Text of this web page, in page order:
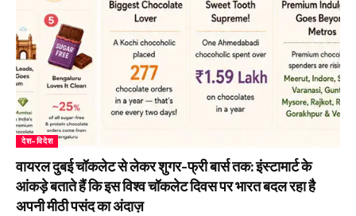
देश-विदेश
वायरल दुबई चॉकलेट से लेकर शुगर-फ्री बार्स तक: इंस्टामार्ट के
आंकड़े बताते हैं कि इस विश्व चॉकलेट दिवस पर भारत बदल रहा है
अपनी मीठी पसंद का अंदाज़